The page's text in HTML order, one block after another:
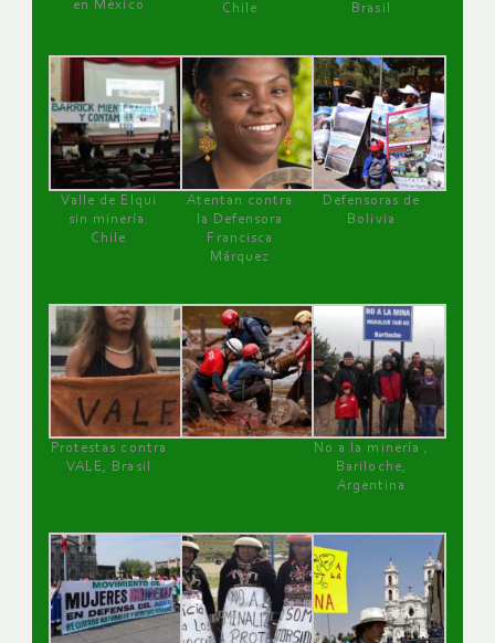
en México
Chile
Brasil
Valle de Elqui
sin minería.
Chile
Atentan contra
la Defensora
Francisca
Márquez
Defensoras de
Bolivia
Protestas contra
VALE, Brasil
No a la minería ,
Bariloche,
Argentina